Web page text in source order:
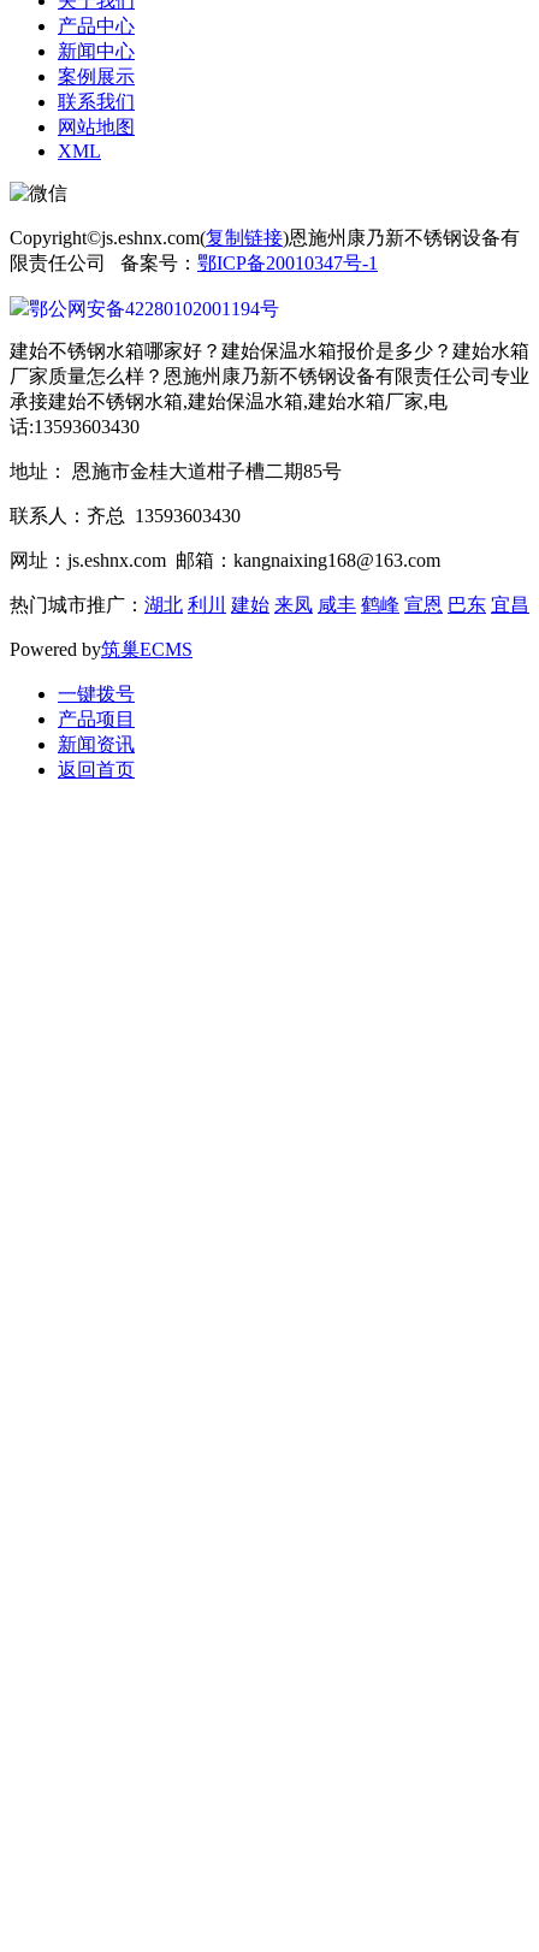
产品中心
新闻中心
案例展示
联系我们
网站地图
XML
Copyright©js.eshnx.com(复制链接)恩施州康乃新不锈钢设备有
限责任公司 备案号： 鄂ICP备20010347号-1
鄂公网安备42280102001194号
建始不锈钢水箱哪家好？建始保温水箱报价是多少？建始水箱
厂家质量怎么样？恩施州康乃新不锈钢设备有限责任公司专业
承接建始不锈钢水箱,建始保温水箱,建始水箱厂家,电
话:13593603430
地址： 恩施市金桂大道柑子槽二期85号
联系人：齐总 13593603430
网址：js.eshnx.com 邮箱：kangnaixing168@163.com
热门城市推广： 湖北 利川 建始 来凤 咸丰 鹤峰 宣恩 巴东 宜昌
Powered by筑巢ECMS
一键拨号
产品项目
新闻资讯
返回首页